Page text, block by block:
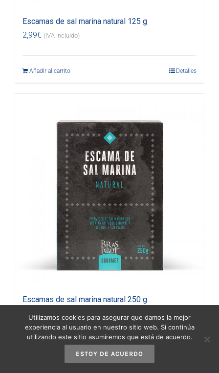
Escamas de sal marina natural 125 g
2,99€ (IVA incluido)
Añadir al carrito Detalles
Escamas de sal marina natural 250 g
4,75€ (IVA incluido)
Utilizamos cookies para asegurar que damos la mejor
experiencia al usuario en nuestro sitio web. Si continúa
utilizando este sitio asumiremos que está de acuerdo.
ESTOY DE ACUERDO